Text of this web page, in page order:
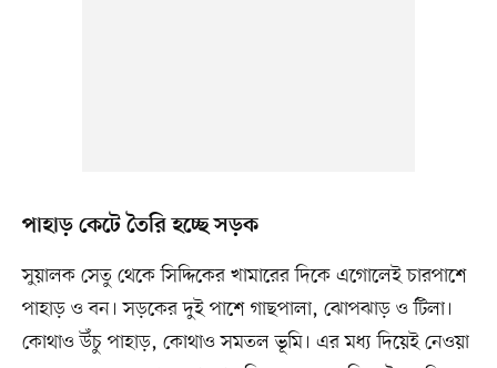
পাহাড় কেটে তৈরি হচ্ছে সড়ক
সুয়ালক সেতু থেকে সিদ্দিকের খামারের দিকে এগোলেই চারপাশে
পাহাড় ও বন। সড়কের দুই পাশে গাছপালা, ঝোপঝাড় ও টিলা।
কোথাও উঁচু পাহাড়, কোথাও সমতল ভূমি। এর মধ্য দিয়েই নেওয়া